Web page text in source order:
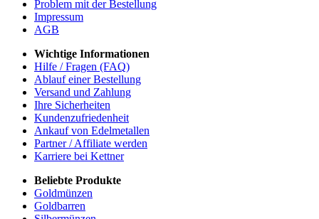
Problem mit der Bestellung
Impressum
AGB
Wichtige Informationen
Hilfe / Fragen (FAQ)
Ablauf einer Bestellung
Versand und Zahlung
Ihre Sicherheiten
Kundenzufriedenheit
Ankauf von Edelmetallen
Partner / Affiliate werden
Karriere bei Kettner
Beliebte Produkte
Goldmünzen
Goldbarren